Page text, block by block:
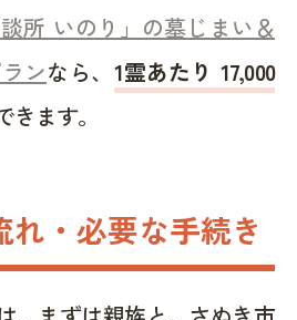
所 いのり」の墓じまい＆
ンなら、 1霊あたり 17,000
きます。
れ・必要な手続き